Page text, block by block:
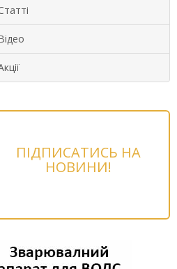
ПІДПИСАТИСЬ НА
НОВИНИ!